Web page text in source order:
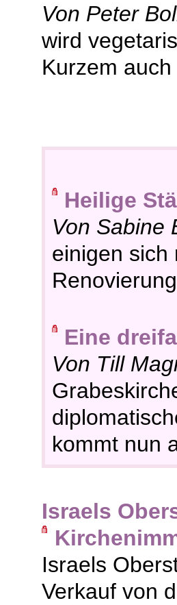
Von Peter
wird
Kurzem
Heilige
Von Sabine
einigen sich
Eine
Von Till
kommt nun
Israels
Israels
Verkauf von